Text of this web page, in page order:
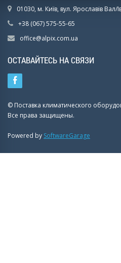
01030, м. Київ, вул. Ярославів
+38 (067) 575-55-65
office@alpix.com.ua
ОСТАВАЙТЕСЬ НА СВЯЗИ
© Поставка климатического
Все права защищены.
Powered by SoftwareGarage